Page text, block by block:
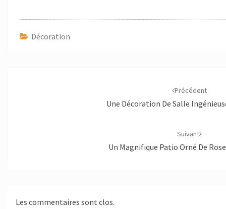
Décoration
Précédent
Une Décoration De Salle
Suivant
Un Magnifique Patio Orné De
Les commentaires sont clos.